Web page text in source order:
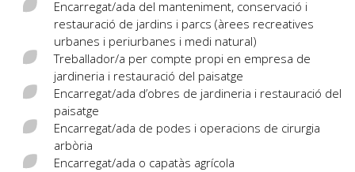
Encarregat/ada del manteniment, conservació i
restauració de jardins i parcs (àrees recreatives
urbanes i periurbanes i medi natural)
Treballador/a per compte propi en empresa de
jardineria i restauració del paisatge
Encarregat/ada d’obres de jardineria i restauració del
paisatge
Encarregat/ada de podes i opera­cions de cirurgia
arbòria
Encarregat/ada o capatàs agrícola